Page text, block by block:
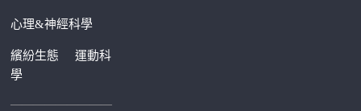
心理&神經科學
繽紛生態運動科
學
—————————